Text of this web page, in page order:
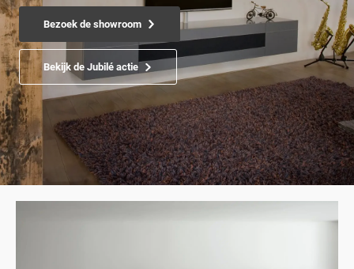
Bezoek de showroom
Bekijk de Jubilé actie